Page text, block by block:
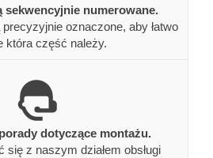
sekwencyjnie numerowane.
oznaczone, aby łatwo
która część należy.
dotyczące montażu.
z naszym działem obsługi